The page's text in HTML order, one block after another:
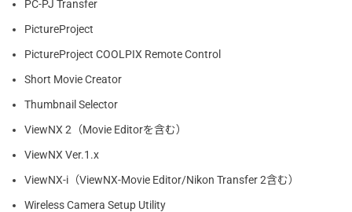
PC-PJ Transfer
PictureProject
PictureProject COOLPIX Remote Control
Short Movie Creator
Thumbnail Selector
ViewNX 2（Movie Editorを含む）
ViewNX Ver.1.x
ViewNX-i（ViewNX-Movie Editor/Nikon Transfer 2含む）
Wireless Camera Setup Utility